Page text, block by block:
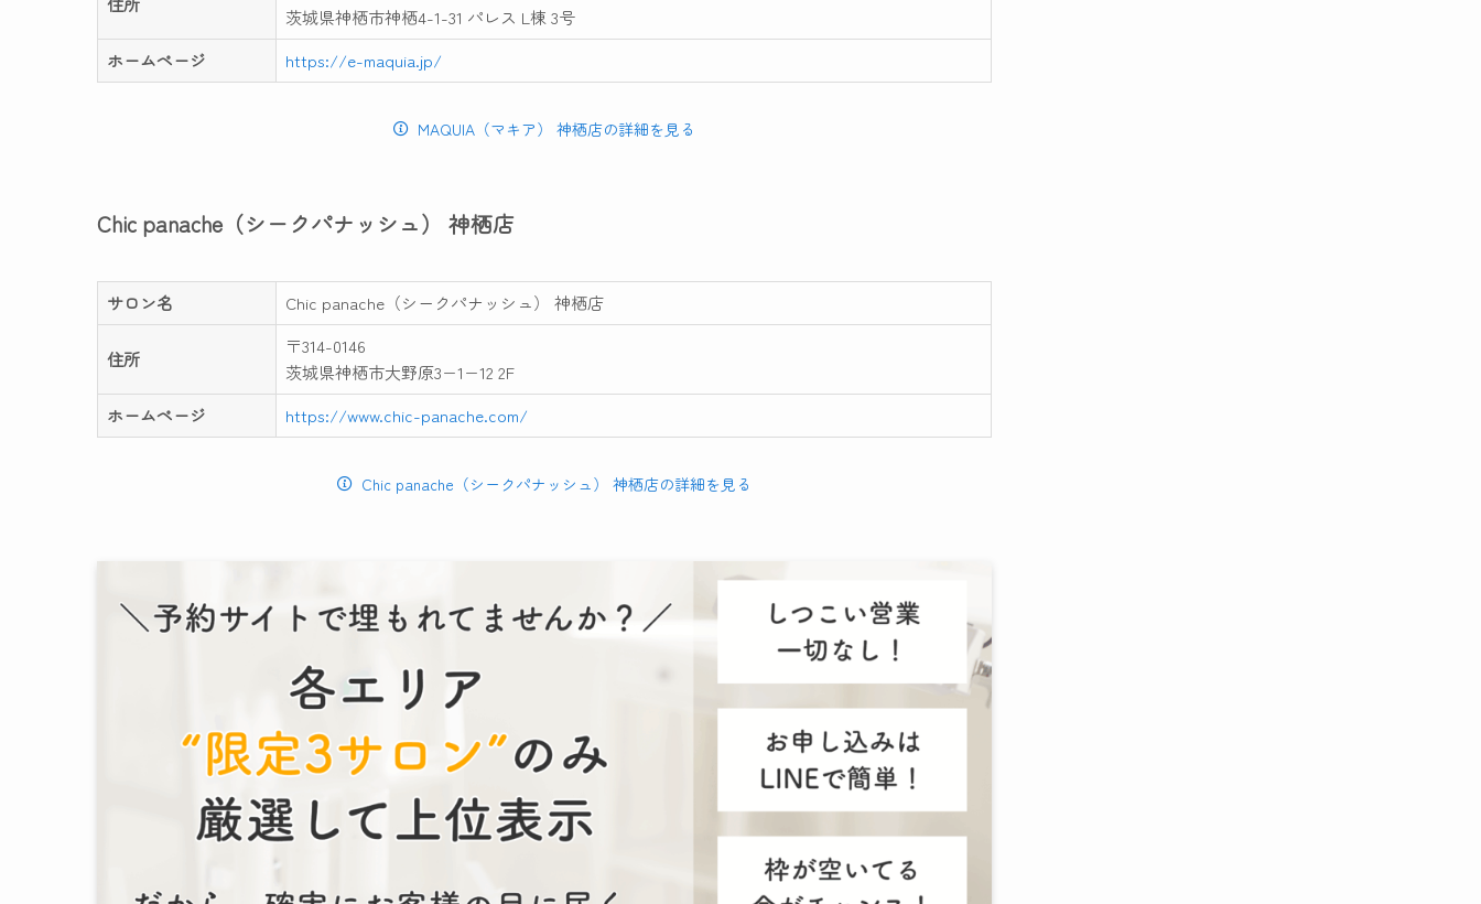
茨城県神栖市神栖4-1-31 パレス L棟 3号
ホームページ
https://e-maquia.jp/
MAQUIA（マキア） 神栖店の詳細を見る
Chic panache（シークパナッシュ） 神栖店
サロン名 Chic panache（シークパナッシュ） 神栖店
住所
〒314-0146
茨城県神栖市大野原3−1−12 2F
ホームページ
https://www.chic-panache.com/
Chic panache（シークパナッシュ） 神栖店の詳細を見る